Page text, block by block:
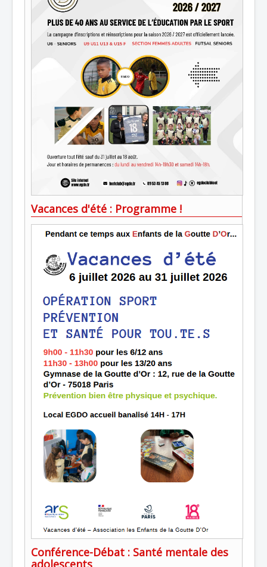
Vacances d'été : Programme !
Conférence-Débat : Santé mentale des
adolescents